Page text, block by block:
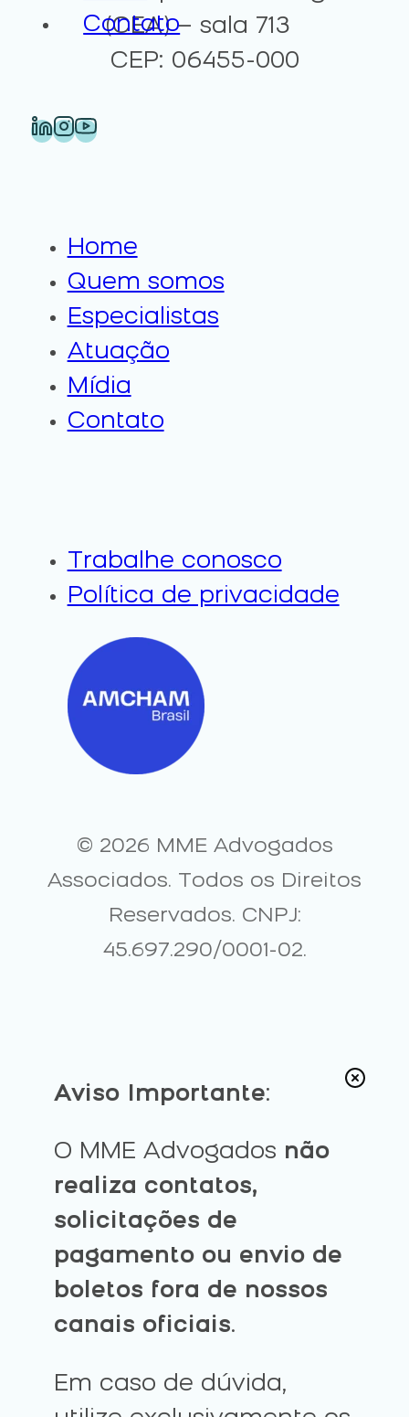
Contato
(CEA) – sala 713
CEP: 06455-000
Home
Quem somos
Especialistas
Atuação
Mídia
Contato
Trabalhe conosco
Política de privacidade
© 2026 MME Advogados
Associados. Todos os Direitos
Reservados. CNPJ:
45.697.290/0001-02.
Aviso Importante:
O MME Advogados não
realiza contatos,
solicitações de
pagamento ou envio de
boletos fora de nossos
canais oficiais.
Em caso de dúvida,